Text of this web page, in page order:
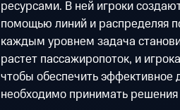
ресурсами. В ней игроки
помощью линий и распределяя
каждым уровнем задача
растет пассажиропоток, и
чтобы обеспечить эффективное
необходимо принимать